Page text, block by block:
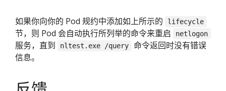
如果你向你的 Pod 规约中添加如上所示的 lifecycle
节，则 Pod 会自动执行所列举的命令来重启 netlogon
服务，直到 nltest.exe /query
命令返回时没有错误
信息。